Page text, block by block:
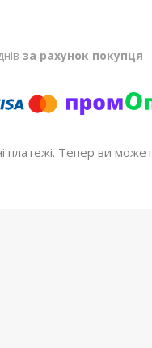
за рахунок покупця
платежі. Тепер ви